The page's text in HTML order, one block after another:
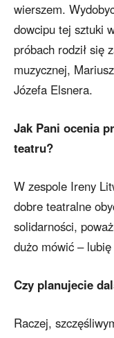
wierszem.
dowcipu tej sztuki
próbach rodził się
muzycznej,
Józefa Elsnera.
Jak Pani ocenia
teatru?
W zespole Ireny
dobre teatralne
solidarności,
dużo mówić –
Czy planujecie
Raczej,